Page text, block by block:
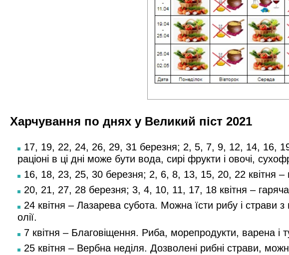
Харчування по днях у Великий піст 2021
17, 19, 22, 24, 26, 29, 31 березня; 2, 5, 7, 9, 12, 14, 16,
раціоні в ці дні може бути вода, сирі фрукти і овочі,
16, 18, 23, 25, 30 березня; 2, 6, 8, 13, 15, 20, 22 квітня –
20, 21, 27, 28 березня; 3, 4, 10, 11, 17, 18 квітня –
24 квітня – Лазарева субота. Можна їсти рибу і страви
олії.
7 квітня – Благовіщення. Риба, морепродукти, варена і
25 квітня – Вербна неділя. Дозволені рибні страви,